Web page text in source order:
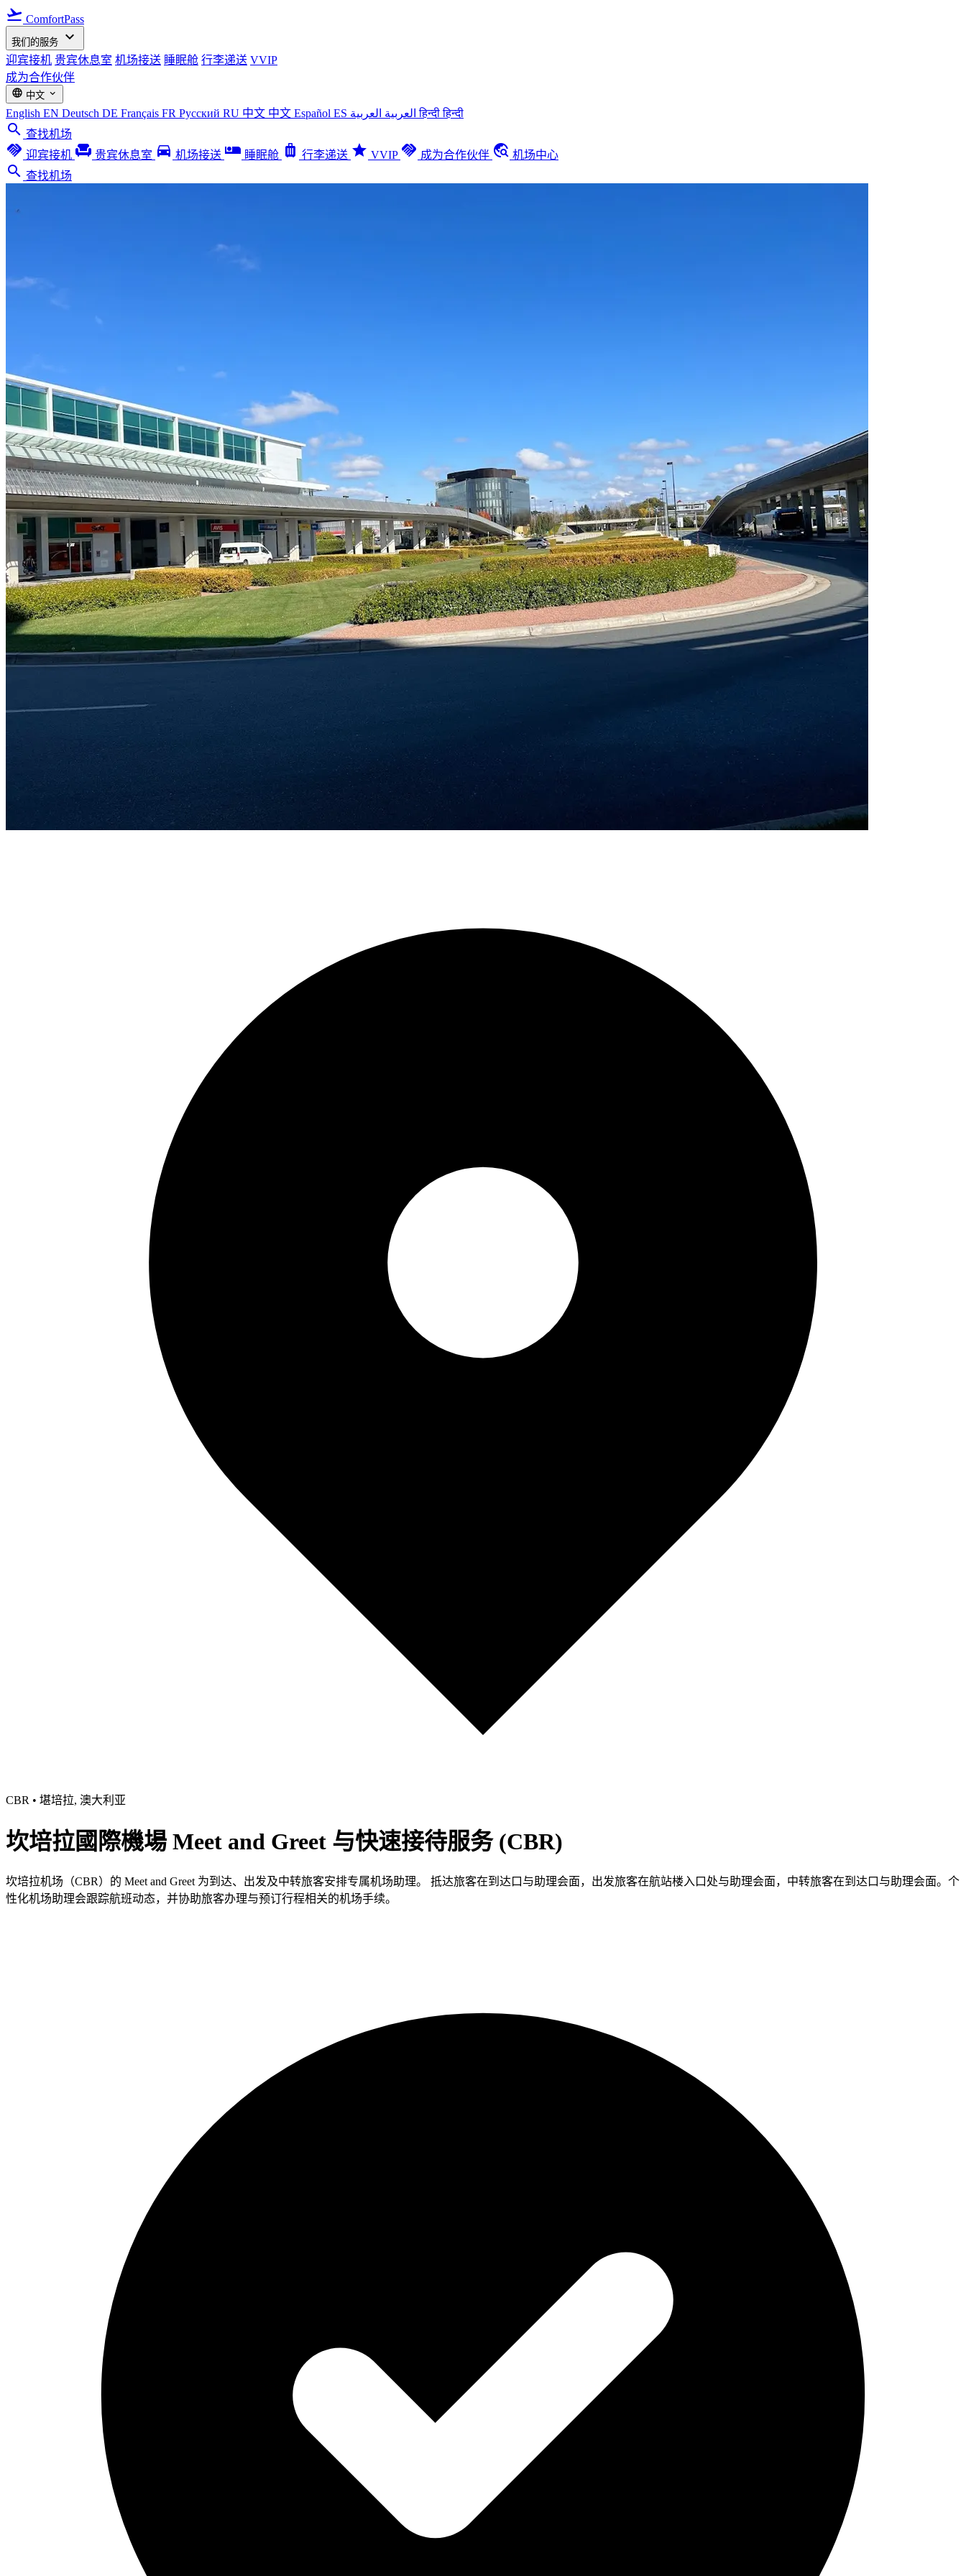
flight_takeoff ComfortPass
我们的服务 expand_more
迎宾接机 贵宾休息室 机场接送 睡眠舱 行李递送 VVIP
成为合作伙伴
language 中文 expand_more
English EN Deutsch DE Français FR Русский RU 中文 中文 Español ES العربية العربية हिन्दीहिन्दी
search 查找机场
handshake 迎宾接机 chair 贵宾休息室 directions_car 机场接送 airline_seat_individual_suite 睡眠舱 luggage 行李递送 star VVIP handshake 成为合作伙伴 travel_explore 机场中心
search 查找机场
CBR • 堪培拉, 澳大利亚
坎培拉國際機場 Meet and Greet 与快速接待服务 (CBR)
坎培拉机场（CBR）的 Meet and Greet 为到达、出发及中转旅客安排专属机场助理。 抵达旅客在到达口与助理会面，出发旅客在航站楼入口处与助理会面，中转旅客在到达口与助理会面。个
性化机场助理会跟踪航班动态，并协助旅客办理与预订行程相关的机场手续。